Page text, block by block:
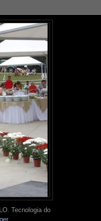
Tecnologia do
.